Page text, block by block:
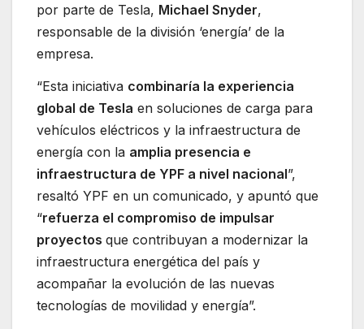
por parte de Tesla, Michael Snyder,
responsable de la división ‘energía’ de la
empresa.
“Esta iniciativa combinaría la experiencia
global de Tesla en soluciones de carga para
vehículos eléctricos y la infraestructura de
energía con la amplia presencia e
infraestructura de YPF a nivel nacional”,
resaltó YPF en un comunicado, y apuntó que
“refuerza el compromiso de impulsar
proyectos que contribuyan a modernizar la
infraestructura energética del país y
acompañar la evolución de las nuevas
tecnologías de movilidad y energía”.